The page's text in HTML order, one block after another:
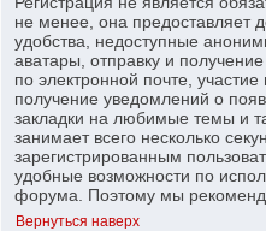
не менее, она предоставляет
удобства, недоступные
аватары, отправку и
по электронной почте,
получение уведомлений о
закладки на любимые темы и
занимает всего несколько
зарегистрированным
удобные возможности по
форума. Поэтому мы
Вернуться наверх